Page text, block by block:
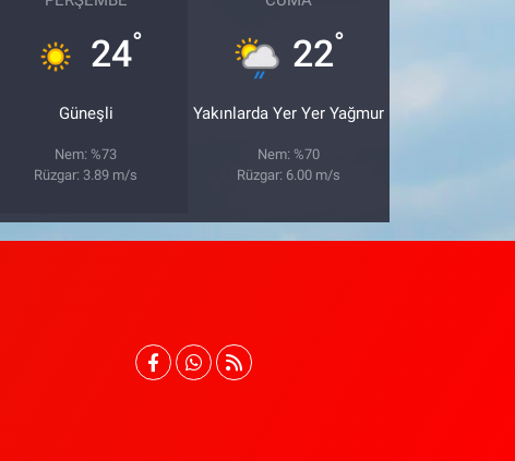
24°
Güneşli
Nem: %73
Rüzgar: 3.89 m/s
22°
Yakınlarda Yer Yer Yağmur
Nem: %70
Rüzgar: 6.00 m/s